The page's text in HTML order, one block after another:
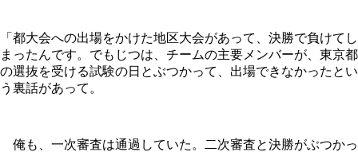
「都大会への出場をかけた地区大会があって、決勝で負けてし
まったんです。でもじつは、チームの主要メンバーが、東京都
の選抜を受ける試験の日とぶつかって、出場できなかったとい
う裏話があって。
俺も、一次審査は通過していた。二次審査と決勝がぶつかっ